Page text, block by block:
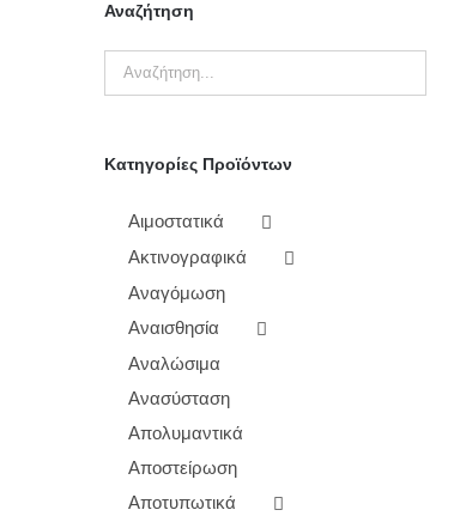
Αναζήτηση
Κατηγορίες Προϊόντων
Αιμοστατικά
Ακτινογραφικά
Αναγόμωση
Αναισθησία
Αναλώσιμα
Ανασύσταση
Απολυμαντικά
Αποστείρωση
Αποτυπωτικά